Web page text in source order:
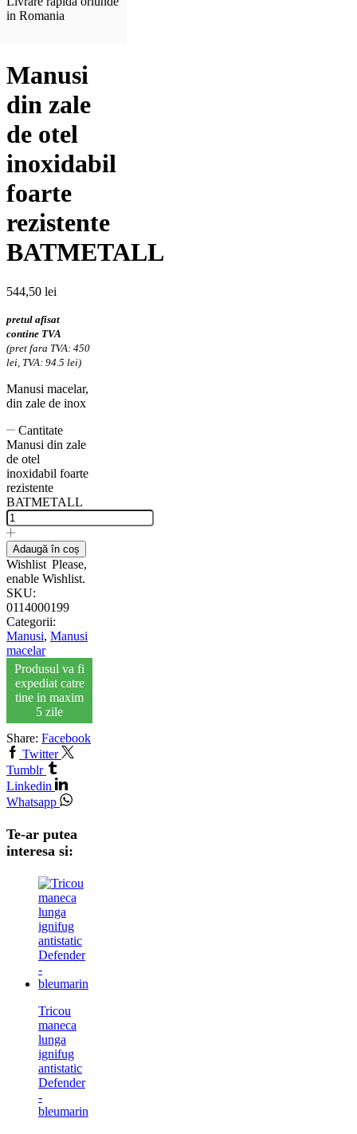
in Romania
Manusi
din zale
de otel
inoxidabil
foarte
rezistente
BATMETALL
544,50 lei
pretul afisat
contine TVA
(pret fara TVA: 450
lei, TVA: 94.5 lei)
Manusi macelar,
din zale de inox
Cantitate
Manusi din zale
de otel
inoxidabil foarte
rezistente
BATMETALL
Adaugă în coș
Wishlist Please,
enable Wishlist.
SKU:
0114000199
Categorii:
Manusi, Manusi
macelar
Produsul va fi
expediat catre
tine in maxim
5 zile
Share: Facebook
Twitter
Tumblr
Linkedin
Whatsapp
Te-ar putea
interesa si:
Tricou
maneca
lunga
ignifug
antistatic
Defender
-
bleumarin